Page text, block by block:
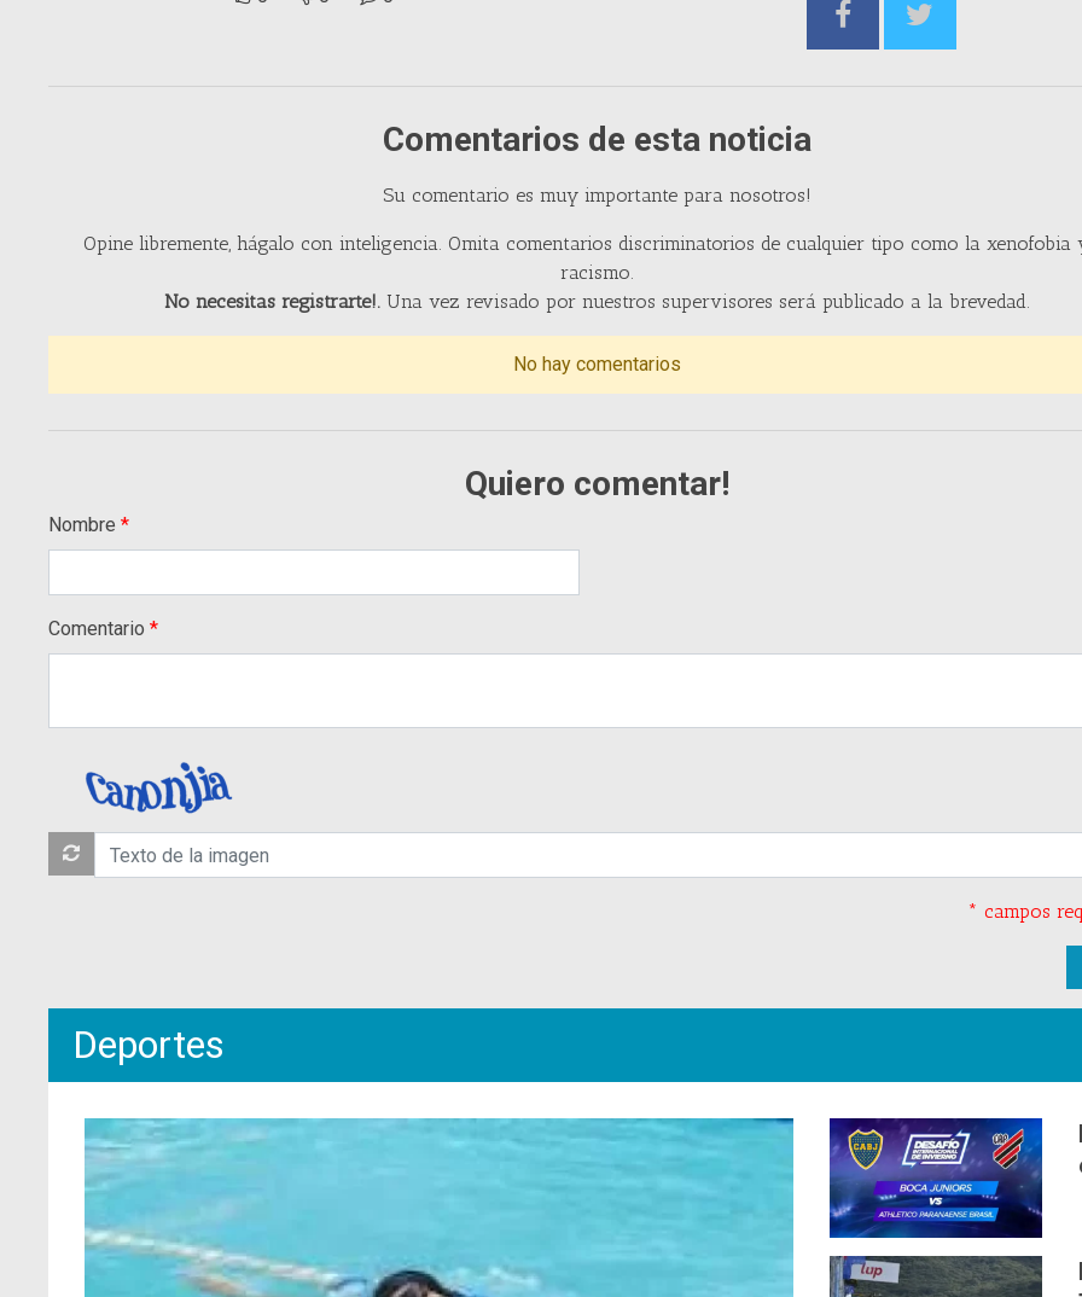
Comentarios de esta noticia
Su comentario es muy importante para nosotros!
Opine libremente, hágalo con inteligencia. Omita comentarios discriminatorios de cualquier tipo como la xenofobia
racismo.
No necesitas registrarte!. Una vez revisado por nuestros supervisores será publicado a la brevedad.
No hay comentarios
Quiero comentar!
Nombre
Comentario
* campos
Deportes